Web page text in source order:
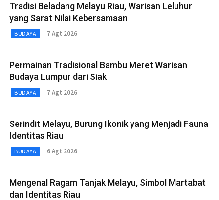
Tradisi Beladang Melayu Riau, Warisan Leluhur
yang Sarat Nilai Kebersamaan
BUDAYA 7 Agt 2026
Permainan Tradisional Bambu Meret Warisan
Budaya Lumpur dari Siak
BUDAYA 7 Agt 2026
Serindit Melayu, Burung Ikonik yang Menjadi Fauna
Identitas Riau
BUDAYA 6 Agt 2026
Mengenal Ragam Tanjak Melayu, Simbol Martabat
dan Identitas Riau